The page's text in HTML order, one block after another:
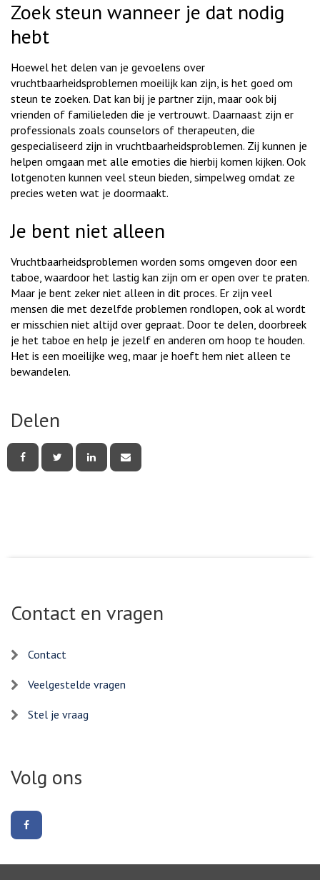
Zoek steun wanneer je dat nodig
hebt
Hoewel het delen van je gevoelens over
vruchtbaarheidsproblemen moeilijk kan zijn, is het goed om
steun te zoeken. Dat kan bij je partner zijn, maar ook bij
vrienden of familieleden die je vertrouwt. Daarnaast zijn er
professionals zoals counselors of therapeuten, die
gespecialiseerd zijn in vruchtbaarheidsproblemen. Zij kunnen je
helpen omgaan met alle emoties die hierbij komen kijken. Ook
lotgenoten kunnen veel steun bieden, simpelweg omdat ze
precies weten wat je doormaakt.
Je bent niet alleen
Vruchtbaarheidsproblemen worden soms omgeven door een
taboe, waardoor het lastig kan zijn om er open over te praten.
Maar je bent zeker niet alleen in dit proces. Er zijn veel
mensen die met dezelfde problemen rondlopen, ook al wordt
er misschien niet altijd over gepraat. Door te delen, doorbreek
je het taboe en help je jezelf en anderen om hoop te houden.
Het is een moeilijke weg, maar je hoeft hem niet alleen te
bewandelen.
Delen
deze deze deze deze
Contact en vragen
Contact
Veelgestelde vragen
Stel je vraag
Volg ons
ons